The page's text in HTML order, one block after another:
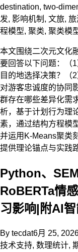
destination, two-
发, 影响机制 , 文旅, 旅
程模型, 聚类, 聚类模
本文围绕二次元文化
要回答以下问题：（
目的地选择决策？（
对游客忠诚度的协同
群存在哪些差异化需
析，基于计划行为理
素，通过结构方程模
并运用K-Means聚类
提供理论锚点与实践
Python、
RoBERTa情
习影响|附AI
By tecdat6月 25,
技术支持, 数理统计,